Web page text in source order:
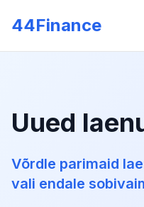
44Finance
Uued
Võrdle parimaid
vali endale